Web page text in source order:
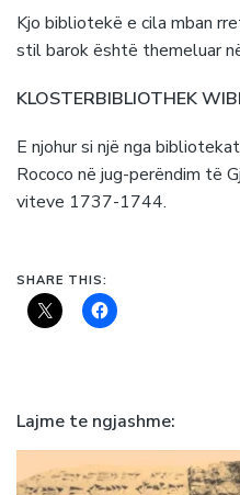
Kjo bibliotekë e cila mban
stil barok është themeluar
KLOSTERBIBLIOTHEK
E njohur si një nga
Rococo në jug-perëndim të
viteve 1737-1744.
SHARE THIS:
Lajme te ngjashme